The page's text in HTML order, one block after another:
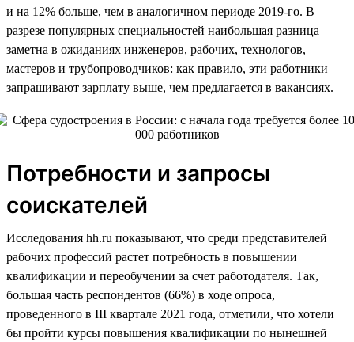
и на 12% больше, чем в аналогичном периоде 2019-го. В
разрезе популярных специальностей наибольшая разница
заметна в ожиданиях инженеров, рабочих, технологов,
мастеров и трубопроводчиков: как правило, эти работники
запрашивают зарплату выше, чем предлагается в вакансиях.
Потребности и запросы
соискателей
Исследования hh.ru показывают, что среди представителей
рабочих профессий растет потребность в повышении
квалификации и переобучении за счет работодателя. Так,
большая часть респондентов (66%) в ходе опроса,
проведенного в III квартале 2021 года, отметили, что хотели
бы пройти курсы повышения квалификации по нынешней